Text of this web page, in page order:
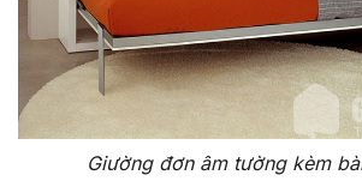
Giường đơn âm tường kèm